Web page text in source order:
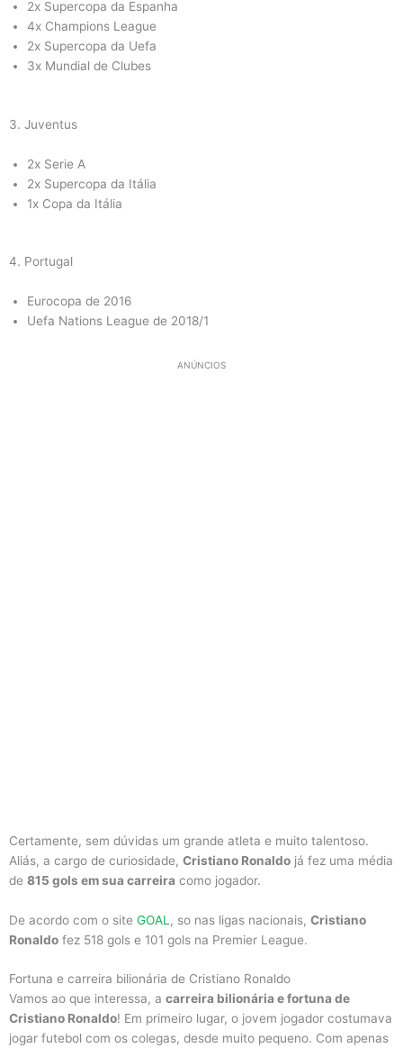
2x Supercopa da Espanha
4x Champions League
2x Supercopa da Uefa
3x Mundial de Clubes
3. Juventus
2x Serie A
2x Supercopa da Itália
1x Copa da Itália
4. Portugal
Eurocopa de 2016
Uefa Nations League de 2018/1
ANÚNCIOS
Certamente, sem dúvidas um grande atleta e muito talentoso.
Aliás, a cargo de curiosidade, Cristiano Ronaldo já fez uma média
de 815 gols em sua carreira como jogador.
De acordo com o site GOAL , so nas ligas nacionais, Cristiano
Ronaldo fez 518 gols e 101 gols na Premier League.
Fortuna e carreira bilionária de Cristiano Ronaldo
Vamos ao que interessa, a carreira bilionária e fortuna de
Cristiano Ronaldo! Em primeiro lugar, o jovem jogador costumava
jogar futebol com os colegas, desde muito pequeno. Com apenas